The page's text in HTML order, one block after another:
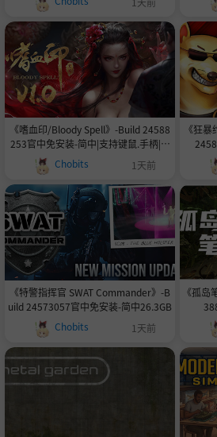
《嗜血印/Bloody Spell》-Build 24588
253官中免安装-简中|支持键鼠.手柄|赠
多项修改器|赠MOD|容量31.3GB
Chobits 1天前
《狂
《特警指挥官 SWAT Commander》-B
uild 24573057官中免安装-简中26.3GB
Chobits
1天前
《孤